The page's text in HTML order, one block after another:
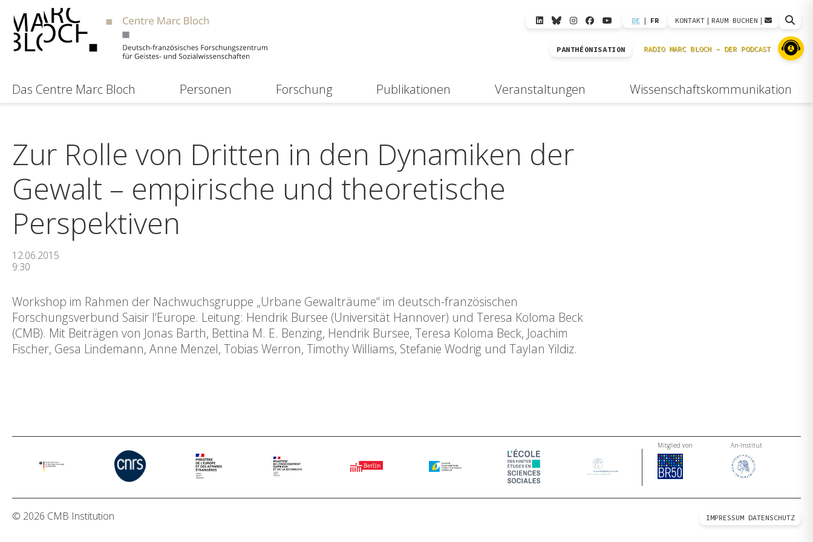
DE | FR KONTAKT | RAUM BUCHEN |
PANTHÉONISATION
Das Centre Marc Bloch Personen Forschung Publikationen Veranstaltungen Wissenschaftskommunikation
Zur Rolle von Dritten in den Dynamiken der
Gewalt – empirische und theoretische
Perspektiven
12.06.2015
9:30
Workshop im Rahmen der Nachwuchsgruppe „Urbane Gewalträume“ im deutsch-französischen
Forschungsverbund Saisir l‘Europe. Leitung: Hendrik Bursee (Universität Hannover) und Teresa Koloma Beck
(CMB). Mit Beiträgen von Jonas Barth, Bettina M. E. Benzing, Hendrik Bursee, Teresa Koloma Beck, Joachim
Fischer, Gesa Lindemann, Anne Menzel, Tobias Werron, Timothy Williams, Stefanie Wodrig und Taylan Yildiz.
Mitglied von An-Institut
© 2026 CMB Institution IMPRESSUM DATENSCHUTZ